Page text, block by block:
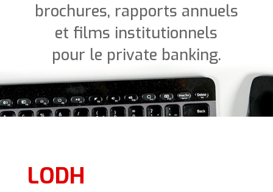
brochures, rapports annuels
et films institutionnels
pour le private banking.
LODH